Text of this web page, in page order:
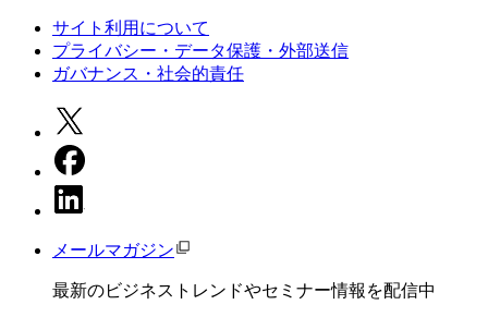
サイト利用について
プライバシー・データ保護・外部送信
ガバナンス・社会的責任
メールマガジン
最新のビジネストレンドやセミナー情報を配信中